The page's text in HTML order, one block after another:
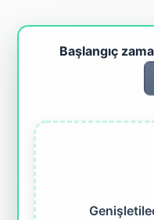
Başlangıç